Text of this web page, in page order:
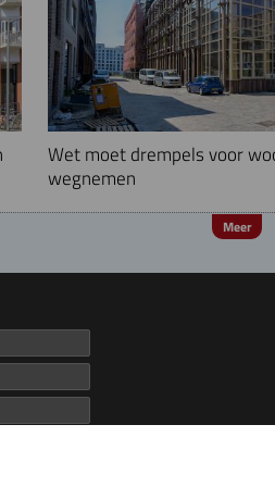
Wet moet drempels voor
wegnemen
Meer